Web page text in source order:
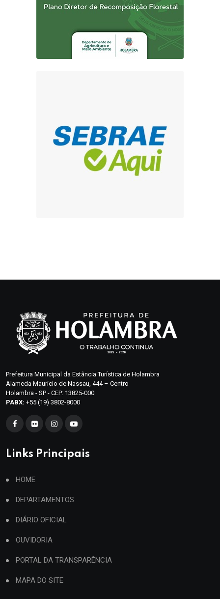
Prefeitura Municipal da Estância Turística de Holambra
Alameda Maurício de Nassau, 444 – Centro
Holambra - SP - CEP: 13825-000
PABX: +55 (19) 3802-8000
Links Principais
HOME
DEPARTAMENTOS
DIÁRIO OFICIAL
OUVIDORIA
PORTAL DA TRANSPARÊNCIA
MAPA DO SITE